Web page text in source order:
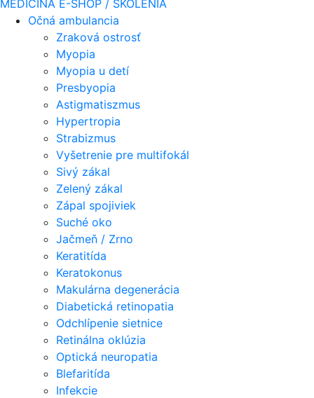
MEDICÍNA E-SHOP / ŠKOLENIA
Očná ambulancia
Zraková ostrosť
Myopia
Myopia u detí
Presbyopia
Astigmatiszmus
Hypertropia
Strabizmus
Vyšetrenie pre multifokál
Sivý zákal
Zelený zákal
Zápal spojiviek
Suché oko
Jačmeň / Zrno
Keratitída
Keratokonus
Makulárna degenerácia
Diabetická retinopatia
Odchlípenie sietnice
Retinálna oklúzia
Optická neuropatia
Blefaritída
Infekcie